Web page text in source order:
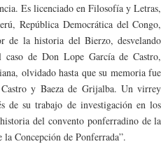
Es licenciado en Filosofía y Letras,
República Democrática del Congo,
de la historia del Bierzo, desvelando
caso de Don Lope García de Castro,
olvidado hasta que su memoria fue
y Baeza de Grijalba. Un virrey
de su trabajo de investigación en los
del convento ponferradino de la
Concepción de Ponferrada”.